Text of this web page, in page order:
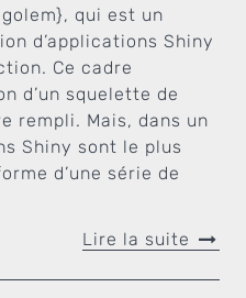
qui est un
d’applications Shiny
Ce cadre
d’un squelette de
rempli. Mais, dans un
Shiny sont le plus
d’une série de
Lire la suite